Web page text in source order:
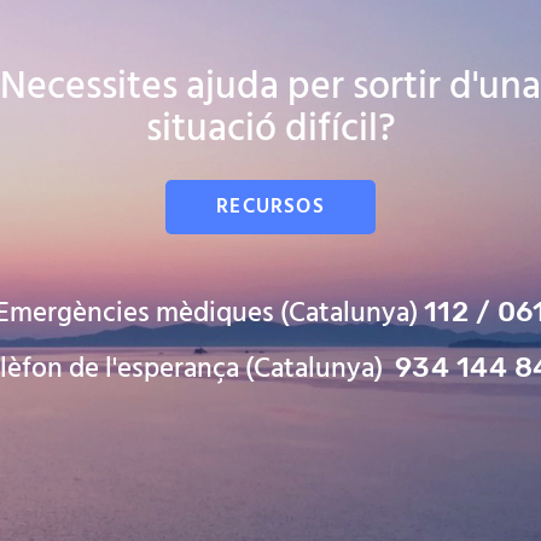
Necessites ajuda per sortir d'una
situació difícil?
RECURSOS
mèdiques (Catalunya)112 /
de l'esperança (Catalunya)934 144